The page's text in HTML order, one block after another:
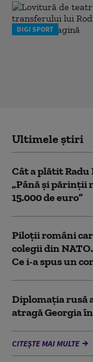
DIGI SPORT
Ultimele știri
Cât a plătit
„Până și părinții
15.000 de euro”
Piloții români
colegii din
Ce i-a spus un
Diplomaţia rusă
atragă Georgia
CITEȘTE MAI MULTE